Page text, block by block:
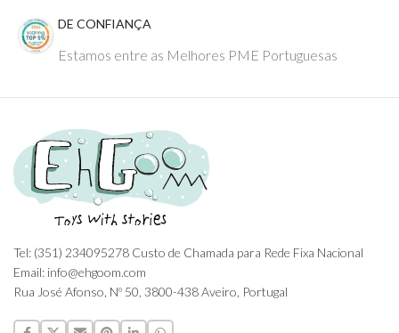
DE CONFIANÇA
Estamos entre as Melhores PME Portuguesas
Tel: (351) 234095278 Custo de Chamada para Rede Fixa Nacional
Email: info@ehgoom.com
Rua José Afonso, Nº 50, 3800-438 Aveiro, Portugal